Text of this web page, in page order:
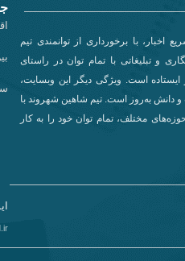
اخبار، با برخورداری از توانمندی تیم
و تبلیغاتی با تمام توان در راستای
است. ویژگی دیگر این وبسایت،
و دانش به‌روز است. تیم شاهین شهروند با
مختلف، تمام توان خود را به کار